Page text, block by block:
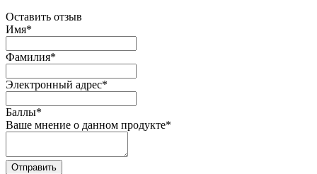
Оставить отзыв
Имя*
Фамилия*
Электронный адрес*
Баллы*
Ваше мнение о данном продукте*
Отправить